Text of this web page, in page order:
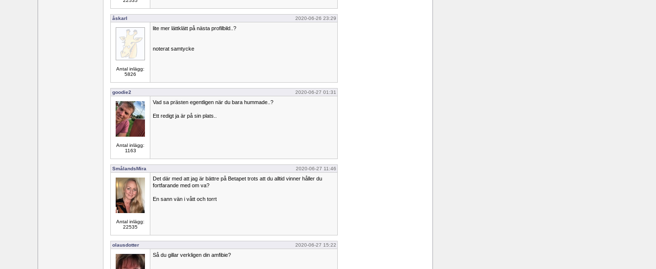
åskarl 2020-06-26 23:29
Antal inlägg:
5826
lite mer lättklätt på nästa profilbild..?
noterat samtycke
goodie2 2020-06-27 01:31
Antal inlägg:
1163
Vad sa prästen egentligen när du bara hummade..?
Ett redigt ja är på sin plats..
SmålandsMira 2020-06-27 11:46
Antal inlägg:
22535
Det där med att jag är bättre på Betapet trots att du alltid vinner håller du
fortfarande med om va?
En sann vän i vått och torrt
olausdotter 2020-06-27 15:22
Så du gillar verkligen din amfibie?